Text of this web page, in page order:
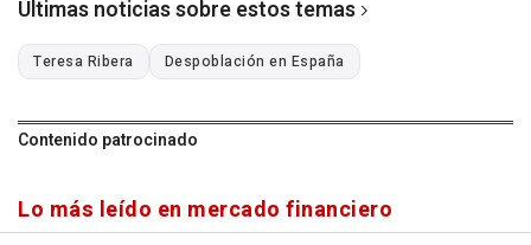
Últimas noticias sobre estos temas
Teresa Ribera Despoblación en España
Contenido patrocinado
Lo más leído en mercado financiero